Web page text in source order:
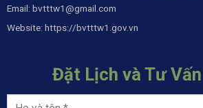
Email: bvtttw1@gmail.com
Website: https://bvtttw1.gov.vn
Đặt Lịch và Tư